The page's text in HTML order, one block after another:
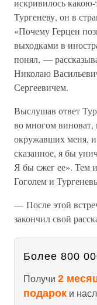
искривилось
Тургеневу, он в
«Почему Герцен
выходками в
понял, —
Николаю
Сергеевичем.
Выслушав ответ
во многом виноват,
окружавших меня,
сказанное, я бы
Я бы сжег ее». Тем
Гоголем и
— После этой
закончил свой
Более 800
Получи 2
подарок и